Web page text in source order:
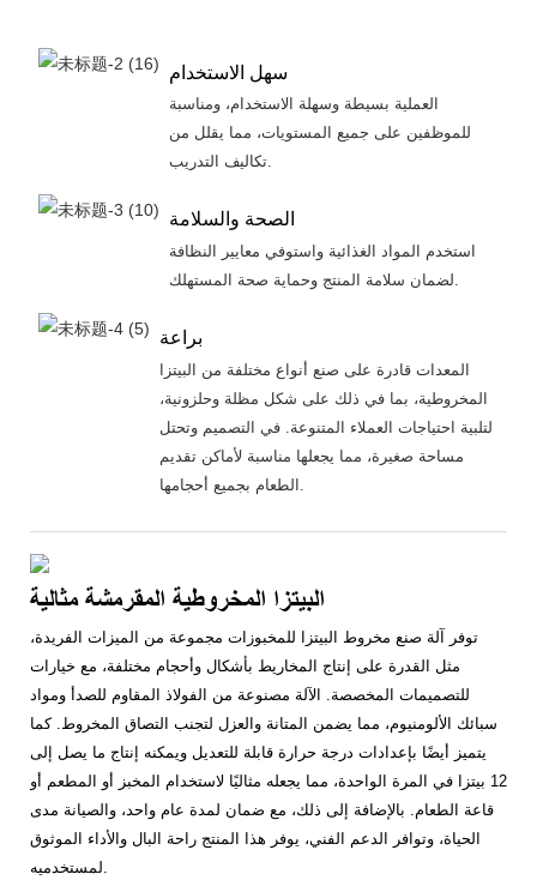
سهل الاستخدام
العملية بسيطة وسهلة الاستخدام، ومناسبة
للموظفين على جميع المستويات، مما يقلل من
تكاليف التدريب.
الصحة والسلامة
استخدم المواد الغذائية واستوفي معايير النظافة
براعة
المعدات قادرة على صنع أنواع مختلفة من البيتزا
المخروطية، بما في ذلك على شكل مظلة وحلزونية،
لتلبية احتياجات العملاء المتنوعة. في التصميم وتحتل
مساحة صغيرة، مما يجعلها مناسبة لأماكن تقديم
البيتزا المخروطية المقرمشة مثالية
توفر آلة صنع مخروط البيتزا للمخبوزات مجموعة من الميزات الفريدة،
مثل القدرة على إنتاج المخاريط بأشكال وأحجام مختلفة، مع خيارات
للتصميمات المخصصة. الآلة مصنوعة من الفولاذ المقاوم للصدأ ومواد
سبائك الألومنيوم، مما يضمن المتانة والعزل لتجنب التصاق المخروط. كما
يتميز أيضًا بإعدادات درجة حرارة قابلة للتعديل ويمكنه إنتاج ما يصل إلى
12 بيتزا في المرة الواحدة، مما يجعله مثاليًا لاستخدام المخبز أو المطعم أو
قاعة الطعام. بالإضافة إلى ذلك، مع ضمان لمدة عام واحد، والصيانة مدى
الحياة، وتوافر الدعم الفني، يوفر هذا المنتج راحة البال والأداء الموثوق